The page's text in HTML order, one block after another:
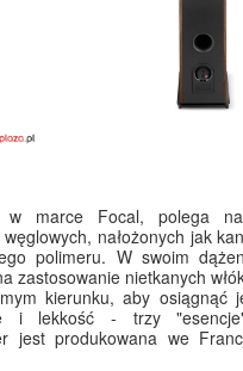
w marce Focal, polega
nałożonych jak
polimeru. W swoim
zastosowanie nietkanych
kierunku, aby osiągnąć
i lekkość - trzy
jest produkowana we